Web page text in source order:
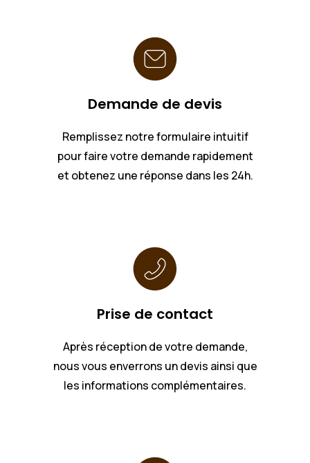
Demande de devis
Remplissez notre formulaire intuitif
pour faire votre demande rapidement
et obtenez une réponse dans les 24h.
Prise de contact
Après réception de votre demande,
nous vous enverrons un devis ainsi que
les informations complémentaires.